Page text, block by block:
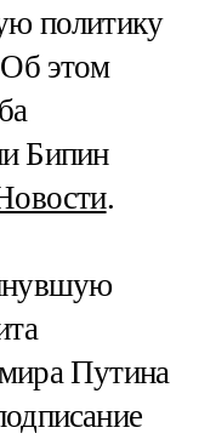
политику
этом
Бипин
.
Путина